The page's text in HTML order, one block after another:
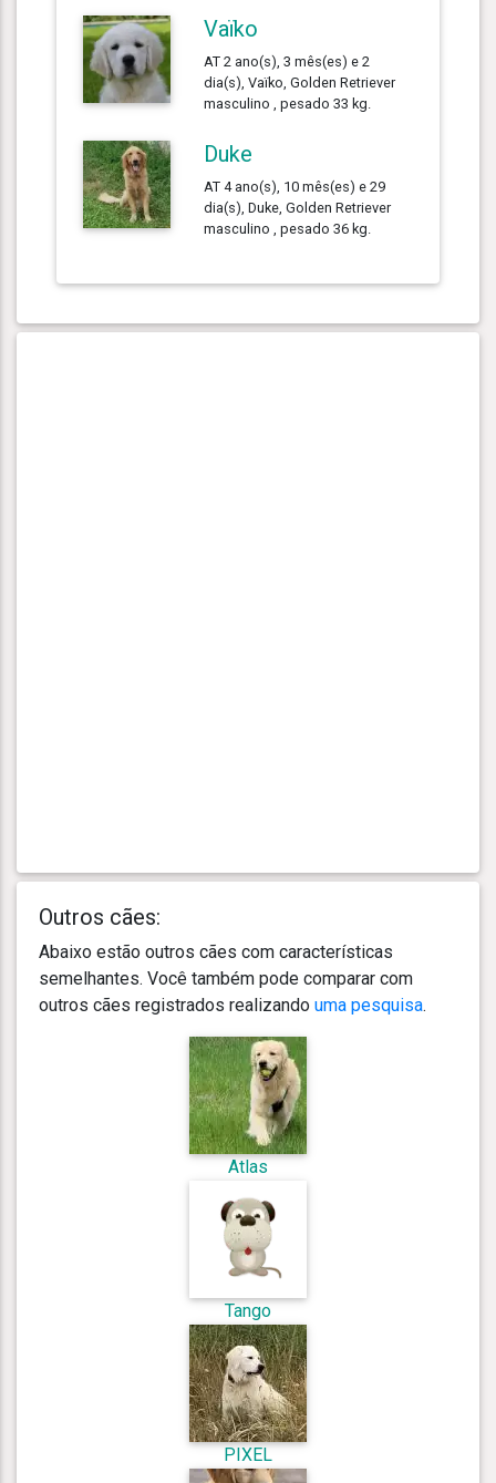
Vaïko
AT 2 ano(s), 3 mês(es) e 2
dia(s), Vaïko, Golden Retriever
masculino , pesado 33 kg.
Duke
AT 4 ano(s), 10 mês(es) e 29
dia(s), Duke, Golden Retriever
masculino , pesado 36 kg.
Outros cães:
Abaixo estão outros cães com características
semelhantes. Você também pode comparar com
outros cães registrados realizando uma pesquisa.
Atlas
Tango
PIXEL